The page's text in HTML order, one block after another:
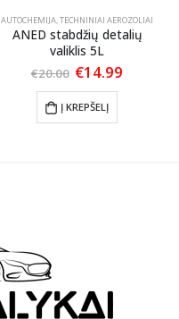
AUTOCHEMIJA,TECHNINIAI AEROZOLIAI
ANED stabdžių detalių
valiklis 5L
€20.00 Original
was:
€20.00.
€14.99
Į KREPŠELĮ